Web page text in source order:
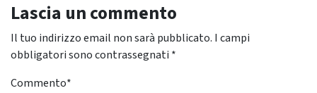
Lascia un commento
Il tuo indirizzo email non sarà pubblicato. I campi
obbligatori sono contrassegnati *
Commento*